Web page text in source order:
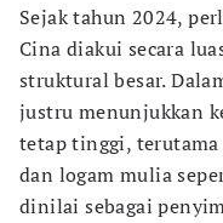
Sejak tahun 2024,
Cina diakui secara
struktural besar.
justru menunjukkan
tetap tinggi,
dan logam mulia
dinilai sebagai